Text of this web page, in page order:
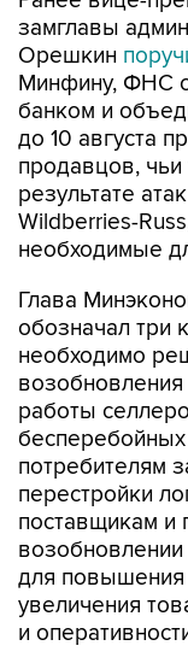
замглавы
Орешкин
Минфину, ФНС
банком и
до 10 августа
продавцов,
результате
Wildberries-
необходимые
Глава
обозначал три
необходимо
возобновления
работы
потребителям
перестройки
поставщикам и
для повышения
увеличения
и